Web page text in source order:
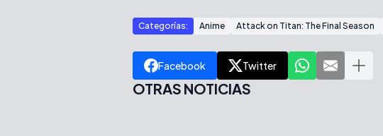
Categorías: Anime Attack on Titan: The Final Season
Facebook Twitter
OTRAS NOTICIAS